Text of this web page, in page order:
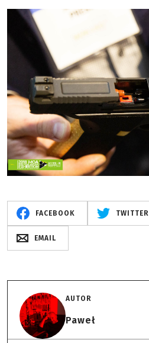
FACEBOOK TWITTER
EMAIL
AUTOR
Paweł